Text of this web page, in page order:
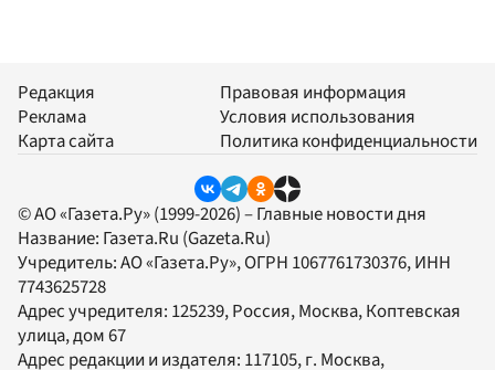
Редакция
Реклама
Карта сайта
Правовая информация
Условия использования
Политика конфиденциальности
© АО «Газета.Ру» (1999-2026) – Главные новости дня
Название: Газета.Ru (Gazeta.Ru)
Учредитель:АО «Газета.Ру», ОГРН 1067761730376, ИНН
7743625728
Адрес учредителя: 125239, Россия, Москва, Коптевская
улица, дом 67
Адрес редакции и издателя: 117105, г. Москва,